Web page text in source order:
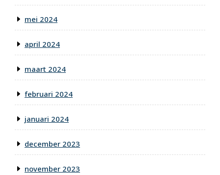
mei 2024
april 2024
maart 2024
februari 2024
januari 2024
december 2023
november 2023